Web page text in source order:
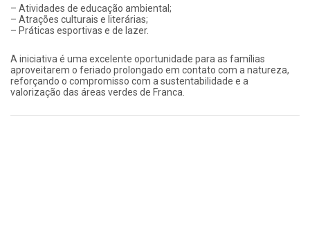
– Atividades de educação ambiental;
– Atrações culturais e literárias;
– Práticas esportivas e de lazer.
A iniciativa é uma excelente oportunidade para as famílias
aproveitarem o feriado prolongado em contato com a natureza,
reforçando o compromisso com a sustentabilidade e a
valorização das áreas verdes de Franca.